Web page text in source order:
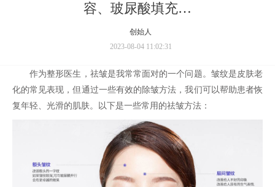
容、玻尿酸填充…
创始人
2023-08-04 11:02:31
作为整形医生，祛皱是我常常面对的一个问题。皱纹是皮肤老
化的常见表现，但通过一些有效的除皱方法，我们可以帮助患者恢
复年轻、光滑的肌肤。以下是一些常用的祛皱方法：